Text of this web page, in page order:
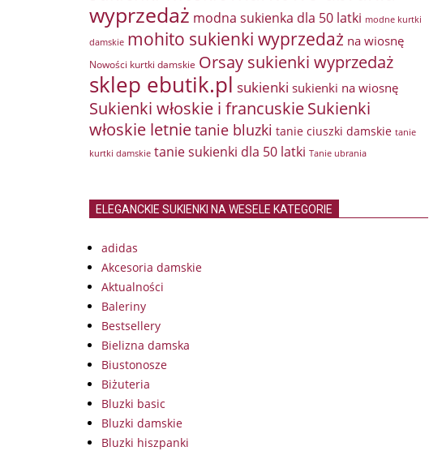
wyprzedaż modna sukienka dla 50 latki modne kurtki
damskie mohito sukienki wyprzedaż na wiosnę
Nowości kurtki damskie Orsay sukienki wyprzedaż
sklep ebutik.pl sukienki sukienki na wiosnę
Sukienki włoskie i francuskieSukienki
włoskie letnietanie bluzki tanie ciuszki damskie tanie
kurtki damskie tanie sukienki dla 50 latki Tanie ubrania
ELEGANCKIE SUKIENKI NA WESELE KATEGORIE
adidas
Akcesoria damskie
Aktualności
Baleriny
Bestsellery
Bielizna damska
Biustonosze
Biżuteria
Bluzki basic
Bluzki damskie
Bluzki hiszpanki